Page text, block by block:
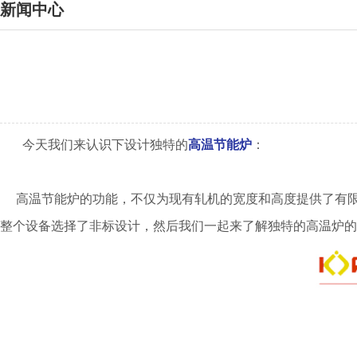
新闻中心
今天我们来认识下设计独特的高温节能炉 ：
高温节能炉的功能，不仅为现有轧机的宽度和高度提供了有
整个设备选择了非标设计，然后我们一起来了解独特的高温炉